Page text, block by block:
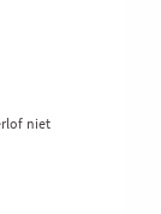
niet